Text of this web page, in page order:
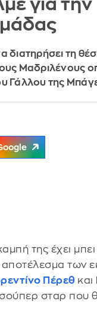
για την
διατηρήσει τη
Μαδριλένους
Γάλλου της
της έχει
αποτέλεσμα των
Πέρεθ και
σταρ που